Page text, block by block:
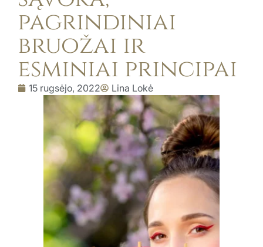
pagrindiniai
bruožai ir
esminiai principai
15 rugsėjo, 2022 Lina Lokė